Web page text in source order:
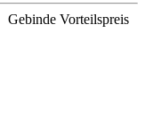
Gebinde Vorteilspreis